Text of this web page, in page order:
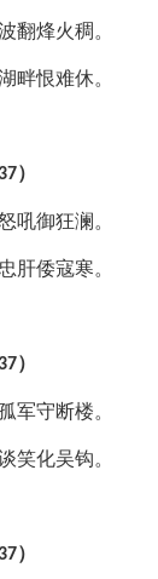
翻烽火稠。
畔恨难休。
）
吼御狂澜。
肝倭寇寒。
）
军守断楼。
笑化吴钩。
）